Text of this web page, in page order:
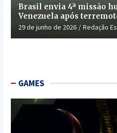
Brasil envia 4ª missão
Venezuela após
29 de junho de 2026 Redação
GAMES